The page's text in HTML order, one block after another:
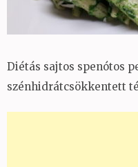
Diétás sajtos spenótos
szénhidrátcsökkentett